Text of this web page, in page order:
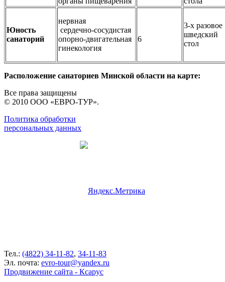
Юность
санаторий
нервная
сердечно-сосудистая
опорно-двигательная
гинекология
6
3-х разовое
шведский
стол
Расположение санаториев Минской области на карте:
Все права защищены
© 2010 ООО «ЕВРО-ТУР».
Политика обработки
персональных данных
Тел.: (4822) 34-11-82, 34-11-83
Эл. почта: evro-tour@yandex.ru
Продвижение сайта - Ксарус